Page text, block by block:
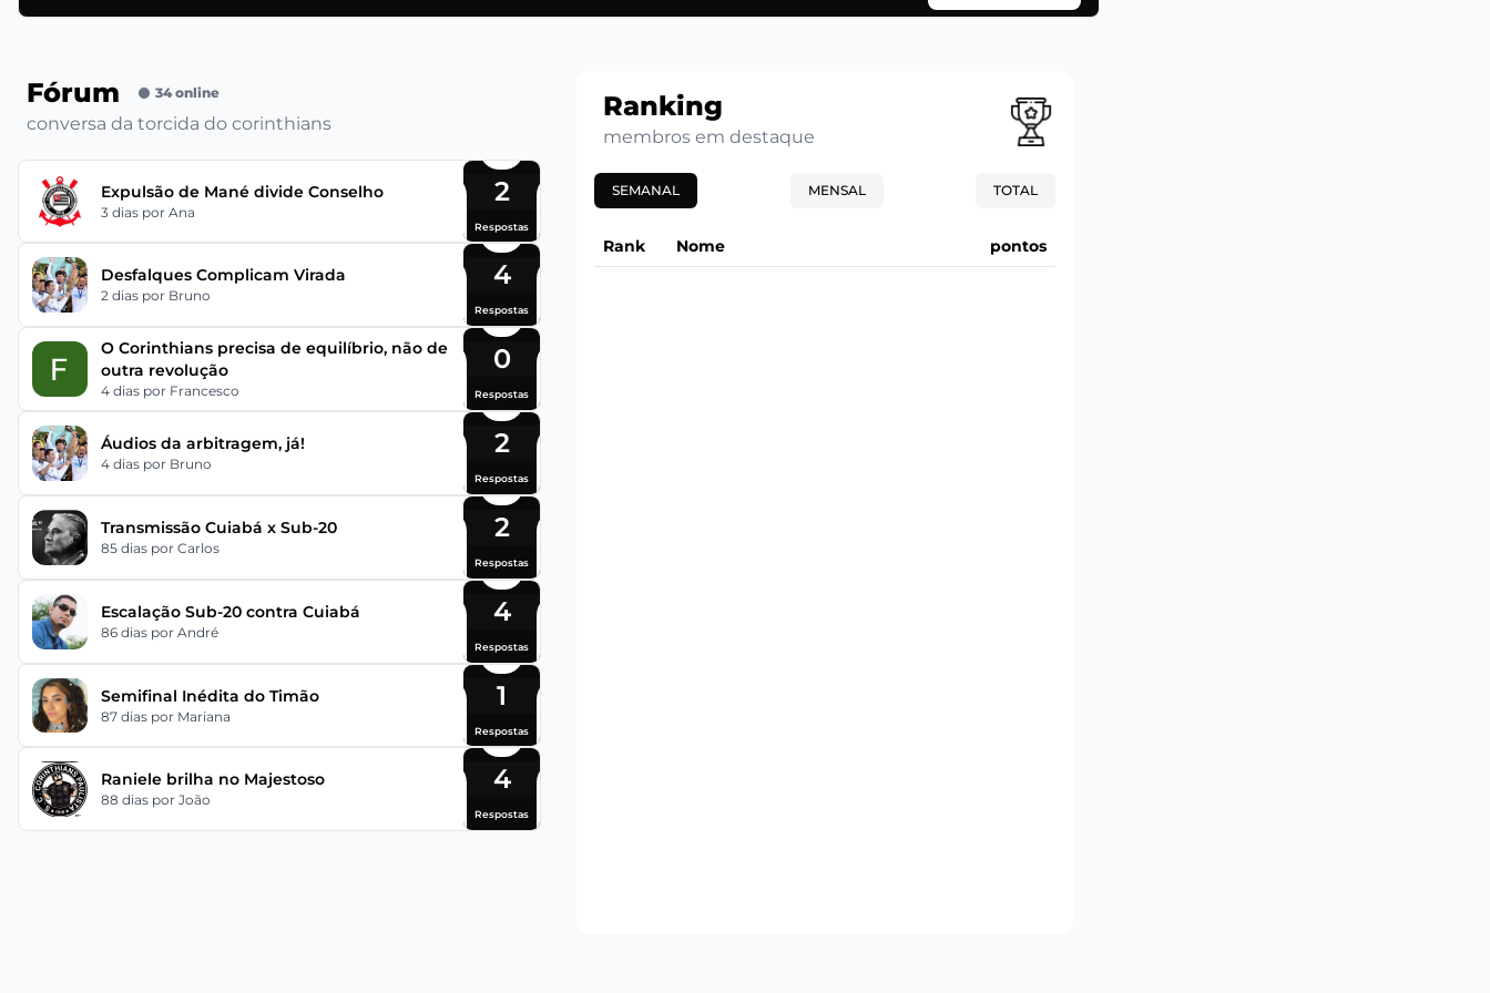
Fórum 34 online
conversa da torcida do corinthians
Expulsão de Mané divide Conselho
3 dias por Ana
2
Respostas
Desfalques Complicam Virada
2 dias por Bruno
4
Respostas
O Corinthians precisa de equilíbrio, não de
outra revolução
4 dias por Francesco
0
Respostas
Áudios da arbitragem, já!
4 dias por Bruno
2
Respostas
Transmissão Cuiabá x Sub-20
85 dias por Carlos
2
Respostas
Escalação Sub-20 contra Cuiabá
86 dias por André
4
Respostas
Semifinal Inédita do Timão
87 dias por Mariana
1
Respostas
Raniele brilha no Majestoso
88 dias por João
4
Respostas
Ranking
membros em destaque
SEMANAL MENSAL TOTAL
Rank Nome pontos